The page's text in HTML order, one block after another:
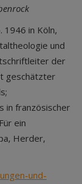
1946 in Köln,
und
der
geschätzter
in französischer
ein
Herder,
und-